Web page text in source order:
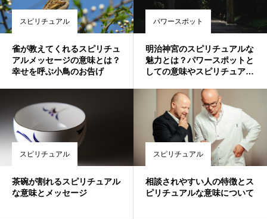
スピリチュアル
雀が教えてくれるスピリチュ
アルメッセージの意味とは？
幸せを呼ぶ小鳥のお告げ
パワースポット
明治神宮のスピリチュアルな
魅力とは？パワースポットと
しての意味やスピリチュアル
スピリチュアル
茶碗が割れるスピリチュアル
な意味とメッセージ
スピリチュアル
相談されやすい人の特徴とス
ピリチュアルな意味について